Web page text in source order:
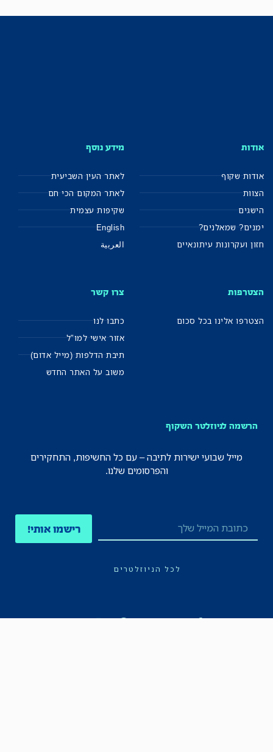
אודות
אודות שקוף
הצוות
הישגים
ימנים? שמאלנים?
חזון ועקרונות עיתונאיים
מידע נוסף
לאתר העין השביעית
לאתר המקום הכי חם
שקיפות עצמית
English
العربية
הצטרפות
הצטרפו אלינו בכל סכום
צרו קשר
כתבו לנו
אזור אישי למו"ל
תיבת הדלפות (מייל אדום)
משוב על האתר החדש
הרשמה לניוזלטר השקוף
מייל שבועי ישירות לתיבה – עם כל החשיפות, התחקירים
והפרסומים שלנו.
רישמו אותי!
לכל הניוזלטרים